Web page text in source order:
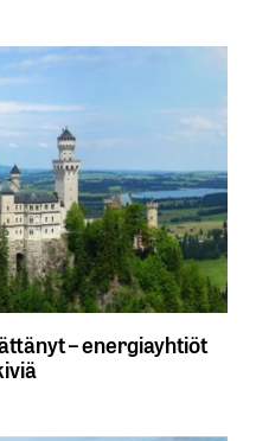
– energiayhtiöt